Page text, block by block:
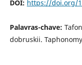
DOI: https://doi.org/
Palavras-chave:
dobruskii.